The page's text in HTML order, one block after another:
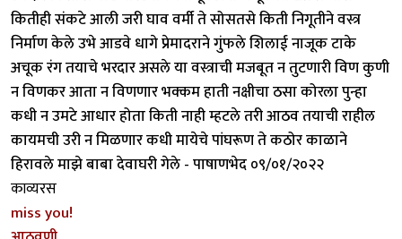
कितीही संकटे आली जरी घाव वर्मी ते सोसतसे किती निगूतीने वस्त्र
निर्माण केले उभे आडवे धागे प्रेमादराने गुंफले शिलाई नाजूक टाके
अचूक रंग तयाचे भरदार असले या वस्त्राची मजबूत न तुटणारी विण कुणी
न विणकर आता न विणणार भक्कम हाती नक्षीचा ठसा कोरला पुन्हा
कधी न उमटे आधार होता किती नाही म्हटले तरी आठव तयाची राहील
कायमची उरी न मिळणार कधी मायेचे पांघरूण ते कठोर काळाने
हिरावले माझे बाबा देवाघरी गेले - पाषाणभेद ०९/०१/२०२२
काव्यरस
miss you!